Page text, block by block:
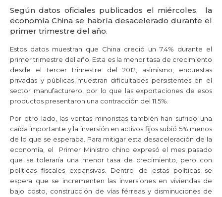
Según datos oficiales publicados el miércoles, la
economía China se habría desacelerado durante el
primer trimestre del año.
Estos datos muestran que China creció un 7.4% durante el
primer trimestre del año. Esta es la menor tasa de crecimiento
desde el tercer trimestre del 2012; asimismo, encuestas
privadas y públicas muestran dificultades persistentes en el
sector manufacturero, por lo que las exportaciones de esos
productos presentaron una contracción del 11.5%.
Por otro lado, las ventas minoristas también han sufrido una
caída importante y la inversión en activos fijos subió 5% menos
de lo que se esperaba. Para mitigar esta desaceleración de la
economía, el Primer Ministro chino expresó el mes pasado
que se toleraría una menor tasa de crecimiento, pero con
políticas fiscales expansivas. Dentro de estas políticas se
espera que se incrementen las inversiones en viviendas de
bajo costo, construcción de vías férreas y disminuciones de